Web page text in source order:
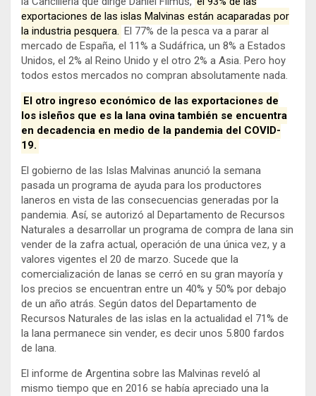
exportaciones de las islas Malvinas están acaparadas por
la industria pesquera. El 77% de la pesca va a parar al
mercado de España, el 11% a Sudáfrica, un 8% a Estados
Unidos, el 2% al Reino Unido y el otro 2% a Asia. Pero hoy
todos estos mercados no compran absolutamente nada.
El otro ingreso económico de las exportaciones de
los isleños que es la lana ovina también se encuentra
en decadencia en medio de la pandemia del COVID-
19.
El gobierno de las Islas Malvinas anunció la semana
pasada un programa de ayuda para los productores
laneros en vista de las consecuencias generadas por la
pandemia. Así, se autorizó al Departamento de Recursos
Naturales a desarrollar un programa de compra de lana sin
vender de la zafra actual, operación de una única vez, y a
valores vigentes el 20 de marzo. Sucede que la
comercialización de lanas se cerró en su gran mayoría y
los precios se encuentran entre un 40% y 50% por debajo
de un año atrás. Según datos del Departamento de
Recursos Naturales de las islas en la actualidad el 71% de
la lana permanece sin vender, es decir unos 5.800 fardos
de lana.
El informe de Argentina sobre las Malvinas reveló al
mismo tiempo que en 2016 se había apreciado una la